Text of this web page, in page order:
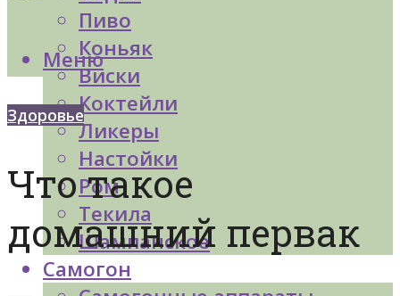
Пиво
Коньяк
Виски
Коктейли
Ликеры
Настойки
Ром
Текила
Шампанское
Самогон
Меню
Здоровье
Что такое
домашний первак